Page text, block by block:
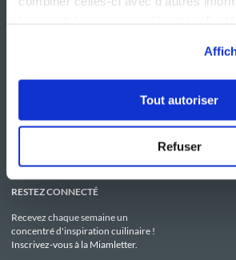
Tout autoriser
Refuser
Le Mag'
Boutique
C.G.U
Politique de
Utilisation
RESTEZ CONNECTÉ
Recevez chaque semaine un
concentré d'inspiration cuilinaire !
Inscrivez-vous à la Miamletter.